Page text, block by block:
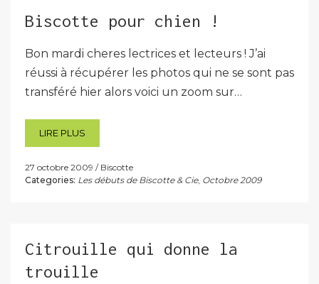
Biscotte pour chien !
Bon mardi cheres lectrices et lecteurs ! J’ai
réussi à récupérer les photos qui ne se sont pas
transféré hier alors voici un zoom sur…
LIRE PLUS
27 octobre 2009
Biscotte
Categories: Les débuts de Biscotte & Cie, Octobre 2009
Citrouille qui donne la
trouille